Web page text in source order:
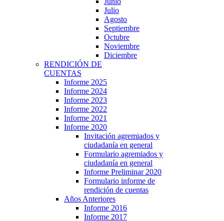
Julio
Agosto
Septiembre
Octubre
Noviembre
Diciembre
RENDICIÓN DE
CUENTAS
Informe 2025
Informe 2024
Informe 2023
Informe 2022
Informe 2021
Informe 2020
Invitación agremiados y
ciudadanía en general
Formulario agremiados y
ciudadanía en general
Informe Preliminar 2020
Formulario informe de
rendición de cuentas
Años Anteriores
Informe 2016
Informe 2017